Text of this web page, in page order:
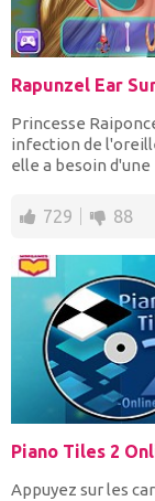
Rapunzel Ear
Princesse
infection de
elle a besoin d'une
729 88
Piano Tiles 2
Appuyez sur les